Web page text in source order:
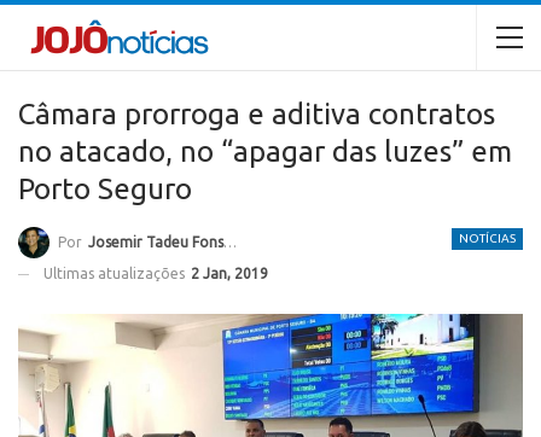
Câmara prorroga e aditiva contratos
no atacado, no “apagar das luzes” em
Porto Seguro
NOTÍCIAS
Por Josemir Tadeu Fonseca
Ultimas atualizações 2 Jan, 2019